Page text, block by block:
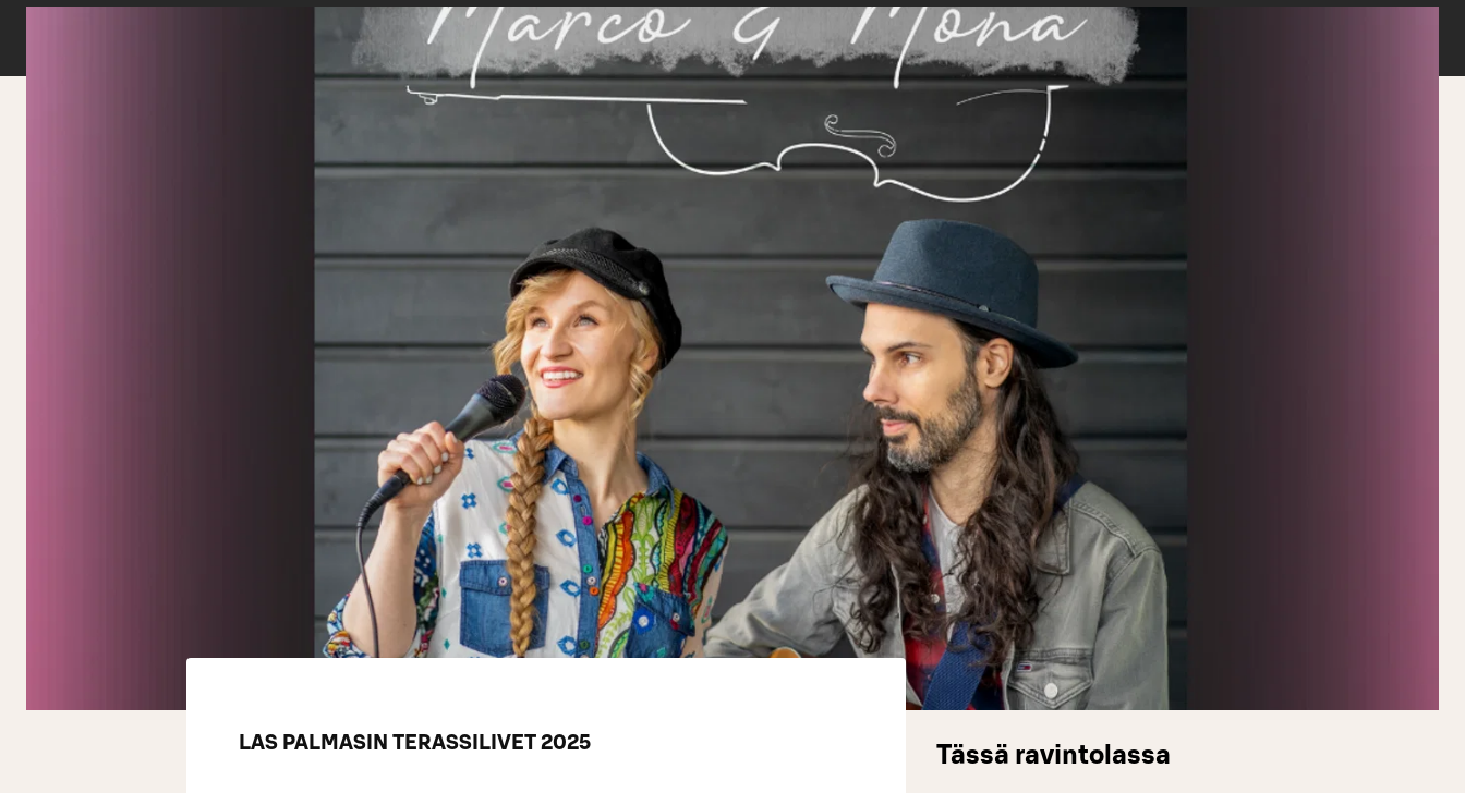
LAS PALMASIN TERASSILIVET 2025 Tässä ravintolassa